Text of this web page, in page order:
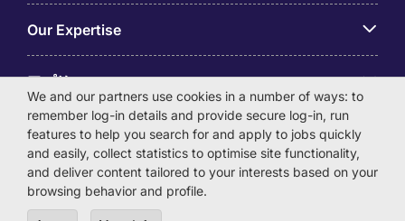
Our Expertise
アプリ
Employer Centre
We and our partners use cookies in a number of ways: to
remember log-in details and provide secure log-in, run
features to help you search for and apply to jobs quickly
and easily, collect statistics to optimise site functionality,
and deliver content tailored to your interests based on your
browsing behavior and profile.